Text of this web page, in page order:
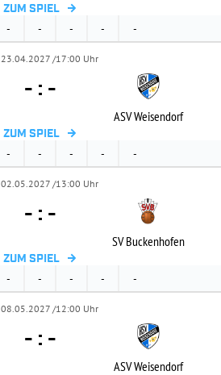
ZUM SPIEL
- - - - -
23.04.2027 /17:00 Uhr
- : -
ASV Weisendorf
ZUM SPIEL
- - - - -
02.05.2027 /13:00 Uhr
- : -
SV Buckenhofen
ZUM SPIEL
- - - - -
08.05.2027 /12:00 Uhr
- : -
ASV Weisendorf